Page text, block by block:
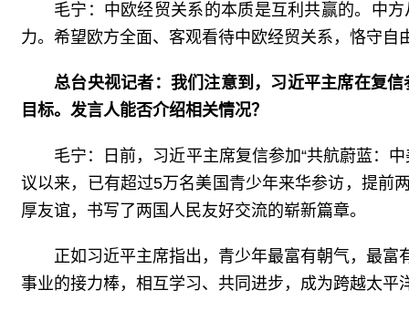
毛宁：中欧经贸关系的本质是互利共赢的。中
力。希望欧方全面、客观看待中欧经贸关系，恪守
总台央视记者：我们注意到，习近平主席在复
目标。发言人能否介绍相关情况？
毛宁：日前，习近平主席复信参加“共航蔚蓝：
议以来，已有超过5万名美国青少年来华参访，提前
厚友谊，书写了两国人民友好交流的崭新篇章。
正如习近平主席指出，青少年最富有朝气，最
事业的接力棒，相互学习、共同进步，成为跨越太平